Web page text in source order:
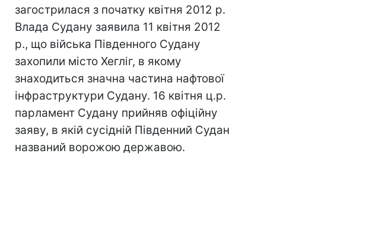
загострилася з початку квітня 2012 р.
Влада Судану заявила 11 квітня 2012
р., що війська Південного Судану
захопили місто Хегліг, в якому
знаходиться значна частина нафтової
інфраструктури Судану. 16 квітня ц.р.
парламент Судану прийняв офіційну
заяву, в якій сусідній Південний Судан
названий ворожою державою.